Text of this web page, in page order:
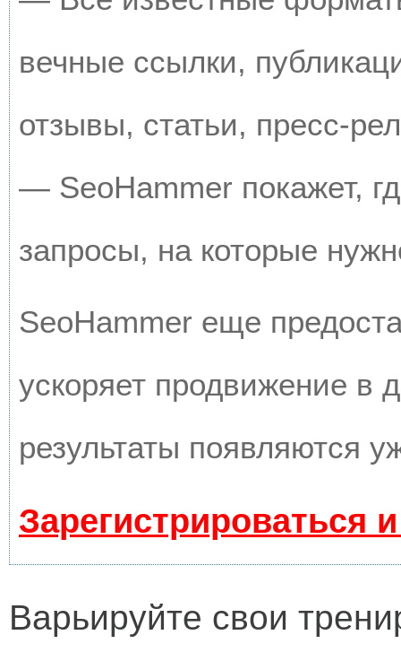
вечные ссылки,
отзывы, статьи, пресс-
— SeoHammer покажет,
запросы, на которые
SeoHammer еще
ускоряет продвижение в
результаты появляются
Зарегистрироваться
Варьируйте свои